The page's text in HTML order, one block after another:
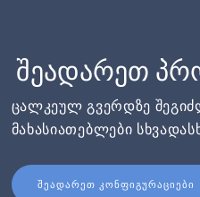
შეადარეთ
ცალკეულ გვერდზე
მახასიათებლები
ᲨᲔᲐᲓᲐᲠᲔᲗ ᲙᲝᲜᲤᲘᲒᲣᲠᲐᲪᲘᲔᲑᲘ